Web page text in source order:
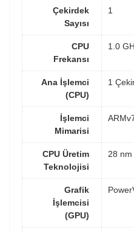
Çekirdek
Sayısı
1
CPU
Frekansı
1.0
Ana İşlemci
(CPU)
1
İşlemci
Mimarisi
CPU Üretim
Teknolojisi
28 nm
Grafik
İşlemcisi
(GPU)